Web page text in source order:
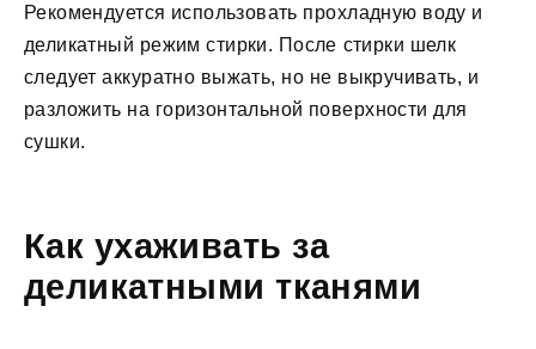
Рекомендуется использовать прохладную воду и
деликатный режим стирки. После стирки шелк
следует аккуратно выжать, но не выкручивать, и
разложить на горизонтальной поверхности для
сушки.
Как ухаживать за
деликатными тканями